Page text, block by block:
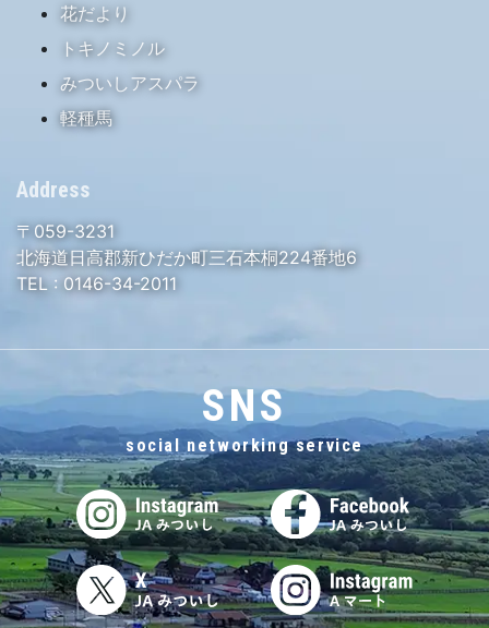
花だより
トキノミノル
みついしアスパラ
軽種馬
Address
〒059-3231
北海道日高郡新ひだか町三石本桐224番地6
TEL : 0146-34-2011
SNS
social networking service